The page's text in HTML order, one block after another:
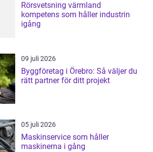
Rörsvetsning värmland
kompetens som håller industrin
igång
09 juli 2026
Byggföretag i Örebro: Så väljer du
rätt partner för ditt projekt
05 juli 2026
Maskinservice som håller
maskinerna i gång